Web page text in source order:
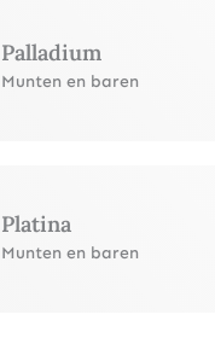
Palladium
Munten en baren
Platina
Munten en baren